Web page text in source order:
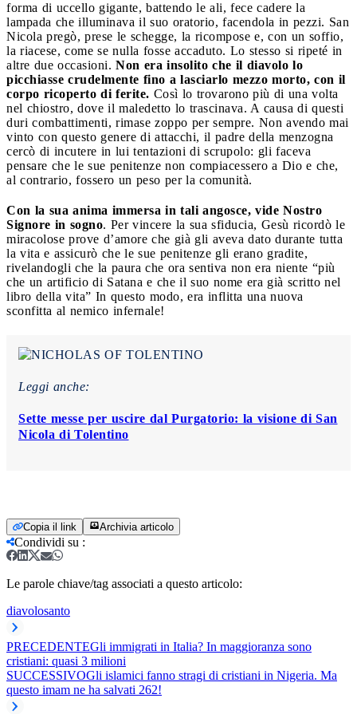
forma di uccello gigante, battendo le ali, fece cadere la
lampada che illuminava il suo oratorio, facendola in pezzi. San
Nicola pregò, prese le schegge, la ricompose e, con un soffio,
la riacese, come se nulla fosse accaduto. Lo stesso si ripeté in
altre due occasioni. Non era insolito che il diavolo lo
picchiasse crudelmente fino a lasciarlo mezzo morto, con il
corpo ricoperto di ferite. Così lo trovarono più di una volta
nel chiostro, dove il maledetto lo trascinava. A causa di questi
duri combattimenti, rimase zoppo per sempre. Non avendo mai
vinto con questo genere di attacchi, il padre della menzogna
cercò di incutere in lui tentazioni di scrupolo: gli faceva
pensare che le sue penitenze non compiacessero a Dio e che,
al contrario, fossero un peso per la comunità.
Con la sua anima immersa in tali angosce, vide Nostro
Signore in sogno. Per vincere la sua sfiducia, Gesù ricordò le
miracolose prove d’amore che già gli aveva dato durante tutta
la vita e assicurò che le sue penitenze gli erano gradite,
rivelandogli che la paura che ora sentiva non era niente “più
che un artificio di Satana e che il suo nome era già scritto nel
libro della vita” In questo modo, era inflitta una nuova
sconfitta al nemico infernale!
Leggi anche:
Sette messe per uscire dal Purgatorio: la visione di San
Nicola di Tolentino
Copia il link Archivia articolo
Condividi su :
Le parole chiave/tag associati a questo articolo:
diavolosanto
PRECEDENTEGli immigrati in Italia? In maggioranza sono
cristiani: quasi 3 milioni
SUCCESSIVOGli islamici fanno stragi di cristiani in Nigeria. Ma
questo imam ne ha salvati 262!